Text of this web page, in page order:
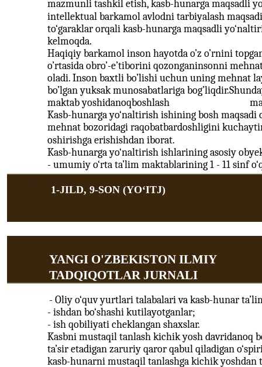
1-JILD, 9-SON (YOʻITJ)
mazmunli tashkil etish, kasb-hunarga maqsadli
intellektual barkamol avlodni tarbiyalash
to‘garaklar orqali kasb-hunarga maqsadli
kelmoqda.
Haqiqiy barkamol inson hayotda o’z o’rnini
o’rtasida obro’-e’tiborini qozonganinsonni
oladi. Inson baxtli bo’lishi uchun uning mehnat
bo’lgan yuksak munosabatlariga
maktab yoshidanoqboshlash
Kasb-hunarga yo‘naltirish ishining bosh
mehnat bozoridagi raqobatbardoshligini
oshirishga erishishdan iborat.
Kasb-hunarga yo‘naltirish ishlarining asosiy
- umumiy o‘rta ta’lim maktablarining 1 - 11 sinf
YANGI O'ZBEKISTON ILMIY
TADQIQOTLAR JURNALI
- Oliy o‘quv yurtlari talabalari va kasb-hunar
- ishdan bo‘shashi kutilayotganlar;
- ish qobiliyati cheklangan shaxslar.
Kasbni mustaqil tanlash kichik yosh davridanoq
ta’sir etadigan zaruriy qaror qabul qiladigan
kasb-hunarni mustaqil tanlashga kichik